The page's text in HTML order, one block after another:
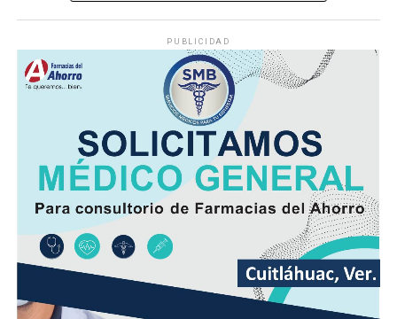
(FAISMUN).
Durante el arranque de la obra, el alcaldeManuel
señaló que la renovación de estas redes
permitirá ofrecer un servicio más eficiente y reducir los
riesgos derivados de fugas o fallas en la infraestructura
hidráulica y sanitaria.
Además del beneficio inmediato para las familias de la
zona, la intervención busca prevenir hundimientos y
daños en la vialidad ocasionados por tuberías
deterioradas, lo que también disminuirá la necesidad de
reparaciones de emergencia en el futuro.
PUBLICIDAD